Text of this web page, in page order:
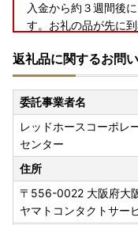
入金から約３週間後
す。お礼の品が先に
いいたします。
〇ワンストップ特例
＜＜大河原町はワン
象自治体です＞＞
申請アプリ「IAM（ア
で、書類の作成や申
寄附の申込の際に、
されたかたへ受領証
返礼品に関するお問
委託事業者名
レッドホースコーポ
センター
住所
〒556-0022 大阪府大
ヤマトコンタクトサー